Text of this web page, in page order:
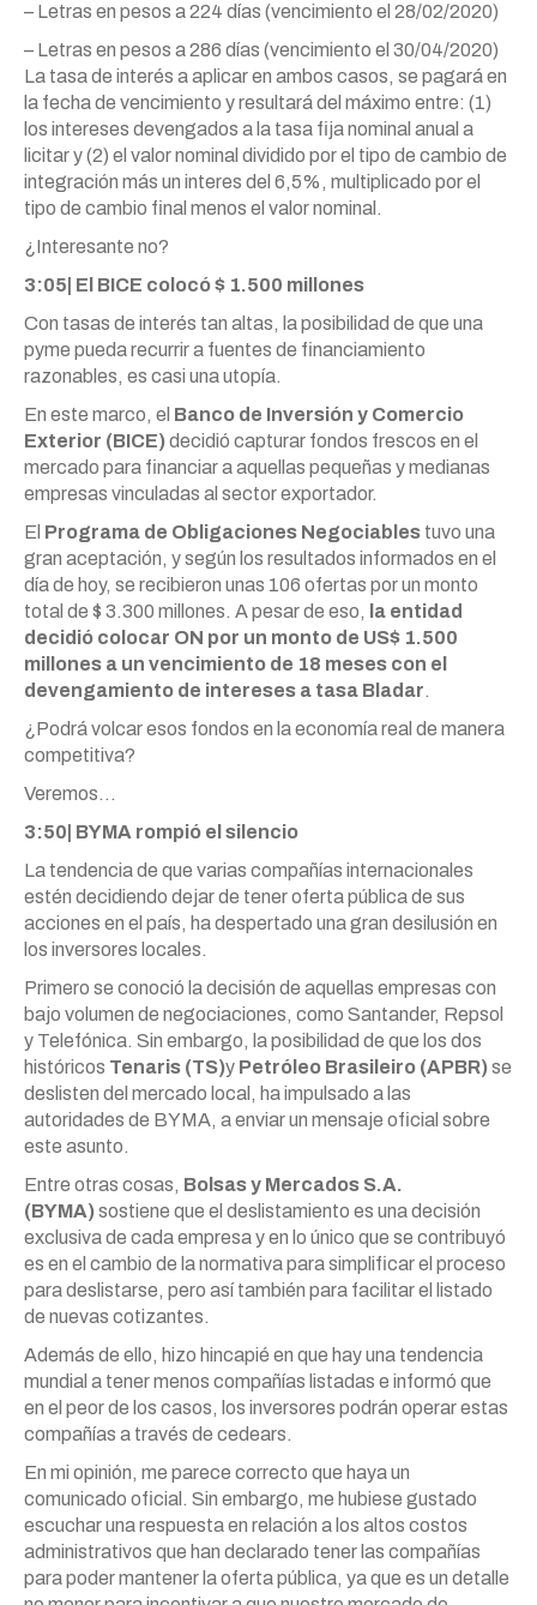
– Letras en pesos a 224 días (vencimiento el 28/02/2020)
– Letras en pesos a 286 días (vencimiento el 30/04/2020)
La tasa de interés a aplicar en ambos casos, se pagará en
la fecha de vencimiento y resultará del máximo entre: (1)
los intereses devengados a la tasa fija nominal anual a
licitar y (2) el valor nominal dividido por el tipo de cambio de
integración más un interes del 6,5%, multiplicado por el
tipo de cambio final menos el valor nominal.
¿Interesante no?
3:05| El BICE colocó $ 1.500 millones
Con tasas de interés tan altas, la posibilidad de que una
pyme pueda recurrir a fuentes de financiamiento
razonables, es casi una utopía.
En este marco, el Banco de Inversión y Comercio
Exterior (BICE)decidió capturar fondos frescos en el
mercado para financiar a aquellas pequeñas y medianas
empresas vinculadas al sector exportador.
El Programa de Obligaciones Negociables tuvo una
gran aceptación, y según los resultados informados en el
día de hoy, se recibieron unas 106 ofertas por un monto
total de $ 3.300 millones. A pesar de eso, la entidad
decidió colocar ON por un monto de US$ 1.500
millones a un vencimiento de 18 meses con el
devengamiento de intereses a tasa Bladar.
¿Podrá volcar esos fondos en la economía real de manera
competitiva?
Veremos…
3:50| BYMA rompió el silencio
La tendencia de que varias compañías internacionales
estén decidiendo dejar de tener oferta pública de sus
acciones en el país, ha despertado una gran desilusión en
los inversores locales.
Primero se conoció la decisión de aquellas empresas con
bajo volumen de negociaciones, como Santander, Repsol
y Telefónica. Sin embargo, la posibilidad de que los dos
históricos Tenaris (TS)y Petróleo Brasileiro (APBR)se
deslisten del mercado local, ha impulsado a las
autoridades de BYMA, a enviar un mensaje oficial sobre
este asunto.
Entre otras cosas, Bolsas y Mercados S.A.
(BYMA)sostiene que el deslistamiento es una decisión
exclusiva de cada empresa y en lo único que se contribuyó
es en el cambio de la normativa para simplificar el proceso
para deslistarse, pero así también para facilitar el listado
de nuevas cotizantes.
Además de ello, hizo hincapié en que hay una tendencia
mundial a tener menos compañías listadas e informó que
en el peor de los casos, los inversores podrán operar estas
compañías a través de cedears.
En mi opinión, me parece correcto que haya un
comunicado oficial. Sin embargo, me hubiese gustado
escuchar una respuesta en relación a los altos costos
administrativos que han declarado tener las compañías
para poder mantener la oferta pública, ya que es un detalle